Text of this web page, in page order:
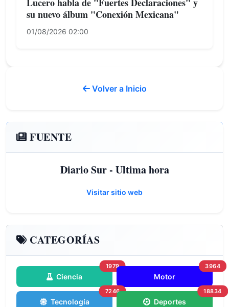
su nuevo álbum "Conexión Mexicana"
01/08/2026 02:00
Volver a Inicio
FUENTE
Diario Sur - Ultima hora
Visitar sitio web
CATEGORÍAS
Ciencia
1979
Motor
3964
Tecnología
7246
Deportes
18834